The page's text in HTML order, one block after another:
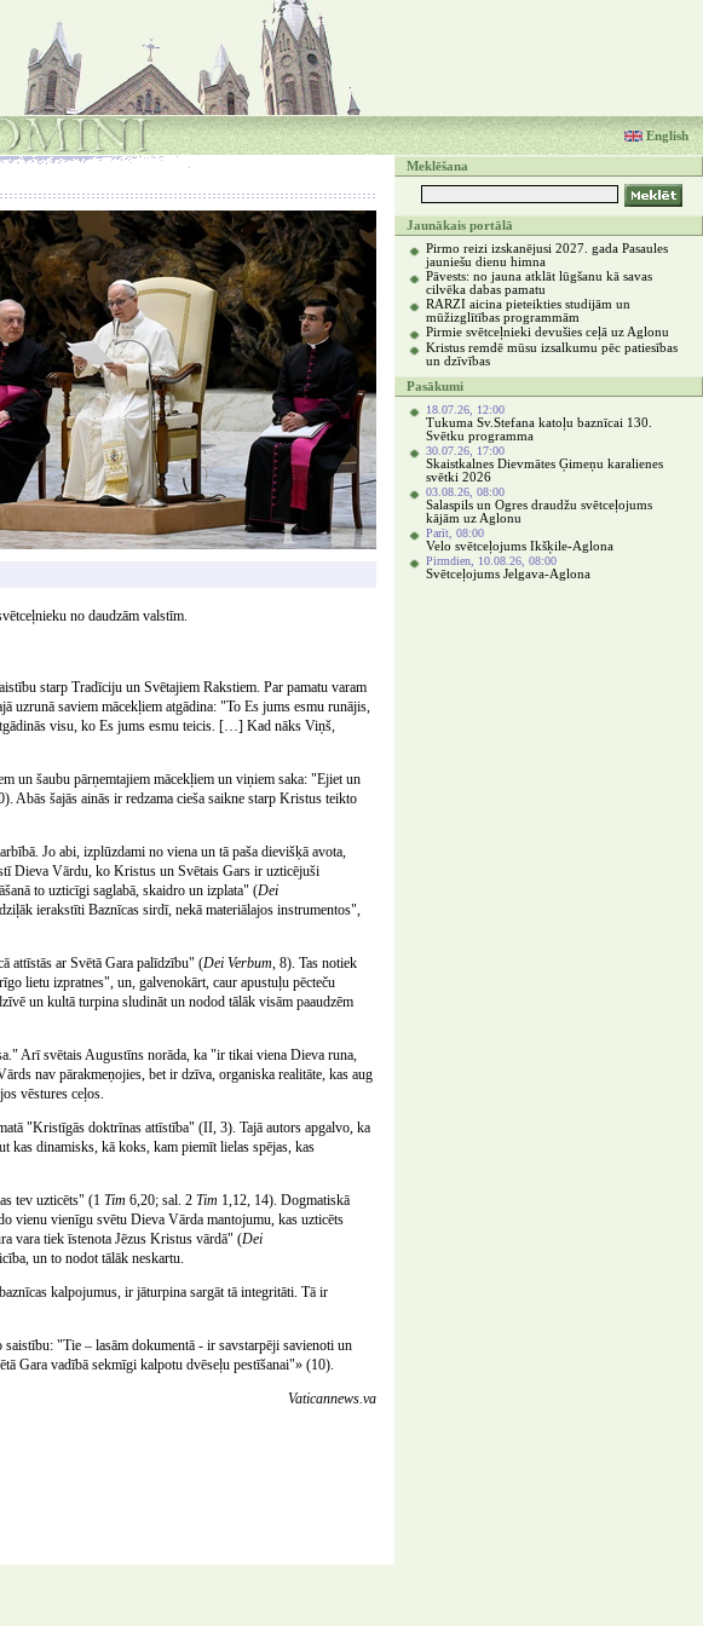
English
no daudzām valstīm.
starp Tradīciju un Svētajiem Rakstiem. Par pamatu varam
uzrunā saviem mācekļiem atgādina: "To Es jums esmu runājis,
visu, ko Es jums esmu teicis. […] Kad nāks Viņš,
un šaubu pārņemtajiem mācekļiem un viņiem saka: "Ejiet un
Abās šajās ainās ir redzama cieša saikne starp Kristus teikto
Jo abi, izplūzdami no viena un tā paša dievišķā avota,
Dieva Vārdu, ko Kristus un Svētais Gars ir uzticējuši
to uzticīgi saglabā, skaidro un izplata" (Dei
ierakstīti Baznīcas sirdī, nekā materiālajos instrumentos",
attīstās ar Svētā Gara palīdzību" (Dei Verbum, 8). Tas notiek
lietu izpratnes", un, galvenokārt, caur apustuļu pēcteču
un kultā turpina sludināt un nodod tālāk visām paaudzēm
Arī svētais Augustīns norāda, ka "ir tikai viena Dieva runa,
nav pārakmeņojies, bet ir dzīva, organiska realitāte, kas aug
vēstures ceļos.
"Kristīgās doktrīnas attīstība" (II, 3). Tajā autors apgalvo, ka
kas dinamisks, kā koks, kam piemīt lielas spējas, kas
tev uzticēts" (1 Tim 6,20; sal. 2 Tim 1,12, 14). Dogmatiskā
vienu vienīgu svētu Dieva Vārda mantojumu, kas uzticēts
vara tiek īstenota Jēzus Kristus vārdā" (Dei
un to nodot tālāk neskartu.
kalpojumus, ir jāturpina sargāt tā integritāti. Tā ir
"Tie – lasām dokumentā - ir savstarpēji savienoti un
Gara vadībā sekmīgi kalpotu dvēseļu pestīšanai"» (10).
Vaticannews.va
Meklēšana
Jaunākais portālā
Pirmo reizi izskanējusi 2027. gada Pasaules
jauniešu dienu himna
Pāvests: no jauna atklāt lūgšanu kā savas
cilvēka dabas pamatu
RARZI aicina pieteikties studijām un
mūžizglītības programmām
Pirmie svētceļnieki devušies ceļā uz Aglonu
Kristus remdē mūsu izsalkumu pēc patiesības
un dzīvības
Pasākumi
18.07.26, 12:00
Tukuma Sv.Stefana katoļu baznīcai 130.
Svētku programma
30.07.26, 17:00
Skaistkalnes Dievmātes Ģimeņu karalienes
svētki 2026
03.08.26, 08:00
Salaspils un Ogres draudžu svētceļojums
kājām uz Aglonu
Parīt, 08:00
Velo svētceļojums Ikšķile-Aglona
Pirmdien, 10.08.26, 08:00
Svētceļojums Jelgava-Aglona